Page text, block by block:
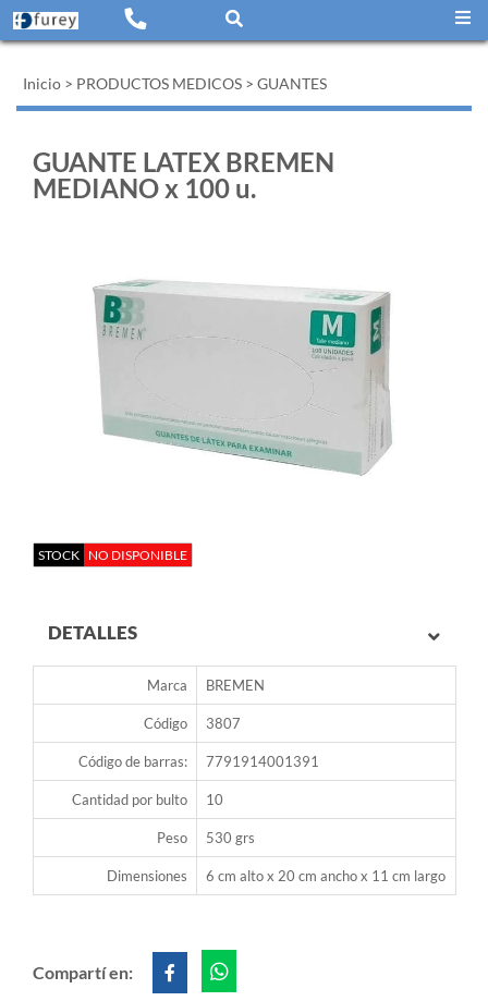
Inicio > PRODUCTOS MEDICOS > GUANTES
GUANTE LATEX BREMEN
MEDIANO x 100 u.
STOCK NO DISPONIBLE
DETALLES
Marca BREMEN
Código 3807
Código de barras: 7791914001391
Cantidad por bulto 10
Peso 530 grs
Dimensiones 6 cm alto x 20 cm ancho x 11 cm largo
Compartí en: